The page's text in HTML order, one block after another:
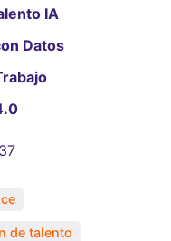
IA
Datos
de talento